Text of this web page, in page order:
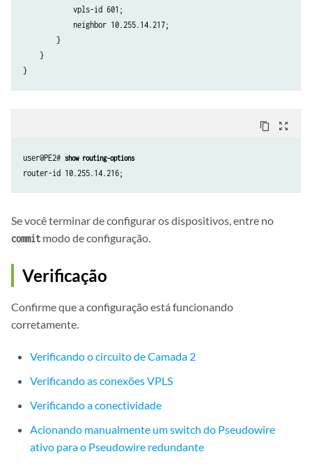
            vpls-id 601;
            neighbor 10.255.14.217;
        }
    }
content_copy zoom_out_map
user@PE2# show routing-options
Se você terminar de configurar os dispositivos, entre no
commit modo de configuração.
Verificação
Confirme que a configuração está funcionando
corretamente.
Verificando o circuito de Camada 2
Verificando as conexões VPLS
Verificando a conectividade
Acionando manualmente um switch do Pseudowire
ativo para o Pseudowire redundante